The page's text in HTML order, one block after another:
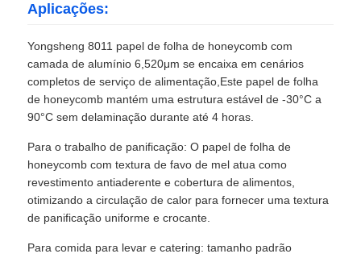
Aplicações:
Yongsheng 8011 papel de folha de honeycomb com
camada de alumínio 6,520μm se encaixa em cenários
completos de serviço de alimentação,Este papel de folha
de honeycomb mantém uma estrutura estável de -30°C a
90°C sem delaminação durante até 4 horas.
Para o trabalho de panificação: O papel de folha de
honeycomb com textura de favo de mel atua como
revestimento antiaderente e cobertura de alimentos,
otimizando a circulação de calor para fornecer uma textura
de panificação uniforme e crocante.
Para comida para levar e catering: tamanho padrão